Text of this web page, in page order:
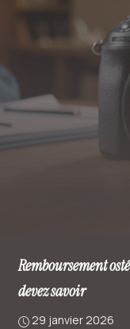
Remboursement
devez savoir
29 janvier 2026